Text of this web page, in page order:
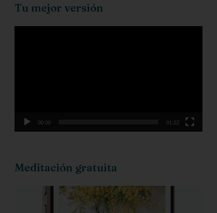
Tu mejor versión
00:00 01:22
Meditación gratuita